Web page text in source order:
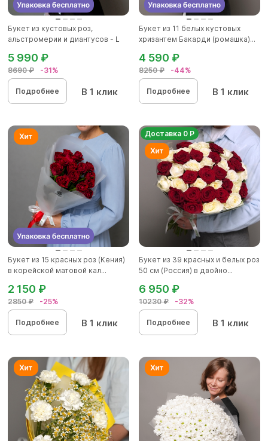
Букет из кустовых роз,
альстромерии и диантусов - L
8690 ₽ -31%
5 990 ₽
Подробнее В 1 клик
Букет из 11 белых кустовых
хризантем Бакарди (ромашка)...
8250 ₽ -44%
4 590 ₽
Подробнее В 1 клик
Букет из 15 красных роз (Кения)
в корейской матовой кал...
2850 ₽ -25%
2 150 ₽
Подробнее В 1 клик
Доставка 0 Р
Букет из 39 красных и белых роз
50 см (Россия) в двойно...
10230 ₽ -32%
6 950 ₽
Подробнее В 1 клик